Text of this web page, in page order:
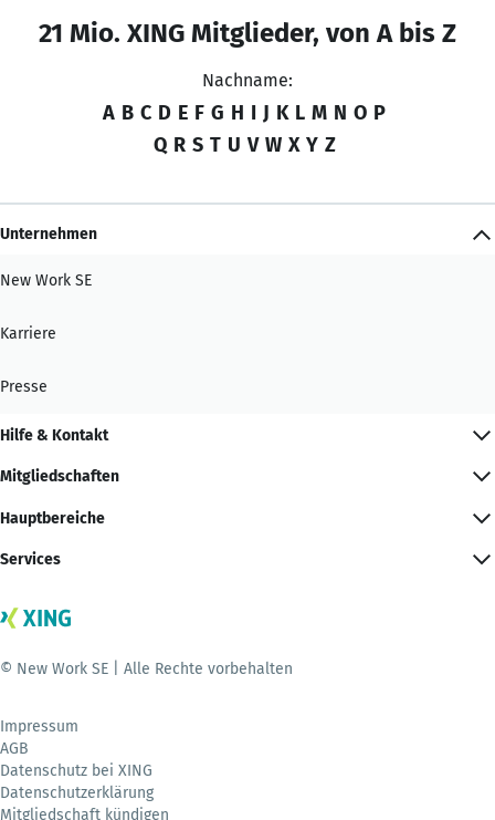
21 Mio. XING Mitglieder, von A bis Z
Nachname:
A B C D E F G H I J K L M N O P
Q R S T U V W X Y Z
Unternehmen
New Work SE
Karriere
Presse
Hilfe & Kontakt
Mitgliedschaften
Hauptbereiche
Services
© New Work SE | Alle Rechte vorbehalten
Impressum
AGB
Datenschutz bei XING
Datenschutzerklärung
Mitgliedschaft kündigen